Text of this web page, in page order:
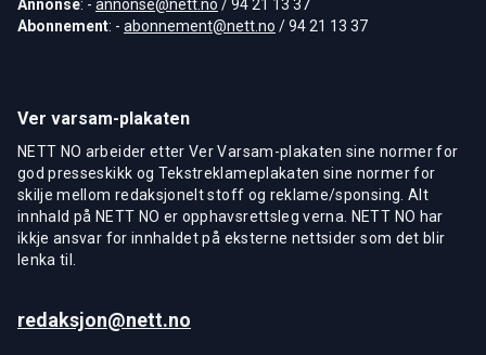
Annonse: - annonse@nett.no / 94 21 13 37
Abonnement: - abonnement@nett.no / 94 21 13 37
Ver varsam-plakaten
NETT NO arbeider etter Ver Varsam-plakaten sine normer for
god presseskikk og Tekstreklameplakaten sine normer for
skilje mellom redaksjonelt stoff og reklame/sponsing. Alt
innhald på NETT NO er opphavsrettsleg verna. NETT NO har
ikkje ansvar for innhaldet på eksterne nettsider som det blir
lenka til.
redaksjon@nett.no